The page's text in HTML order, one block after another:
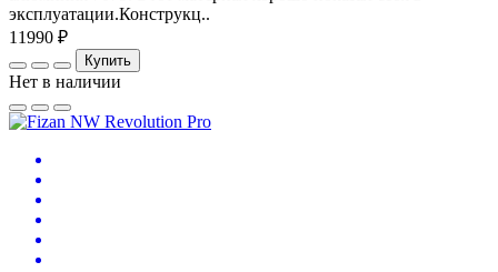
эксплуатации.Конструкц..
11990 ₽
Купить
Нет в наличии